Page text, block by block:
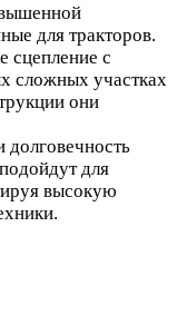
для тракторов.
сцепление с
сложных участках
они
долговечность
для
высокую